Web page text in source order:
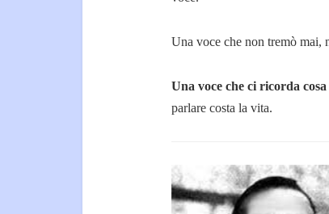
Una voce che non tremò mai,
Una voce che ci ricorda
parlare costa la vita.